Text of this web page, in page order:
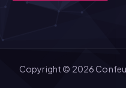
Copyright © 2026